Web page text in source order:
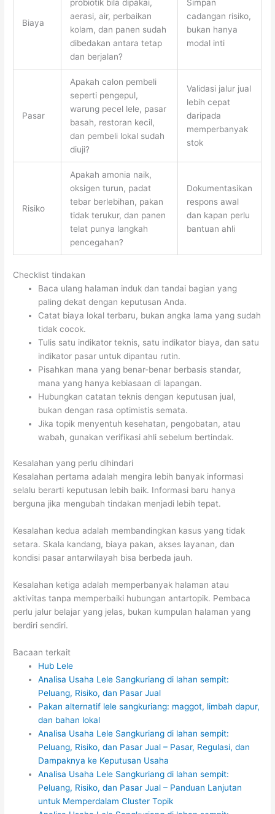
Biaya
probiotik bila dipakai,
aerasi, air, perbaikan
kolam, dan panen sudah
dibedakan antara tetap
dan berjalan?
Simpan
cadangan risiko,
bukan hanya
modal inti
Pasar
Apakah calon pembeli
seperti pengepul,
warung pecel lele, pasar
basah, restoran kecil,
dan pembeli lokal sudah
diuji?
Validasi jalur jual
lebih cepat
daripada
memperbanyak
stok
Risiko
Apakah amonia naik,
oksigen turun, padat
tebar berlebihan, pakan
tidak terukur, dan panen
telat punya langkah
pencegahan?
Dokumentasikan
respons awal
dan kapan perlu
bantuan ahli
Checklist tindakan
Baca ulang halaman induk dan tandai bagian yang
paling dekat dengan keputusan Anda.
Catat biaya lokal terbaru, bukan angka lama yang sudah
tidak cocok.
Tulis satu indikator teknis, satu indikator biaya, dan satu
indikator pasar untuk dipantau rutin.
Pisahkan mana yang benar-benar berbasis standar,
mana yang hanya kebiasaan di lapangan.
Hubungkan catatan teknis dengan keputusan jual,
bukan dengan rasa optimistis semata.
Jika topik menyentuh kesehatan, pengobatan, atau
wabah, gunakan verifikasi ahli sebelum bertindak.
Kesalahan yang perlu dihindari
Kesalahan pertama adalah mengira lebih banyak informasi
selalu berarti keputusan lebih baik. Informasi baru hanya
berguna jika mengubah tindakan menjadi lebih tepat.
Kesalahan kedua adalah membandingkan kasus yang tidak
setara. Skala kandang, biaya pakan, akses layanan, dan
kondisi pasar antarwilayah bisa berbeda jauh.
Kesalahan ketiga adalah memperbanyak halaman atau
aktivitas tanpa memperbaiki hubungan antartopik. Pembaca
perlu jalur belajar yang jelas, bukan kumpulan halaman yang
berdiri sendiri.
Bacaan terkait
Hub Lele
Analisa Usaha Lele Sangkuriang di lahan sempit:
Peluang, Risiko, dan Pasar Jual
Pakan alternatif lele sangkuriang: maggot, limbah dapur,
dan bahan lokal
Analisa Usaha Lele Sangkuriang di lahan sempit:
Peluang, Risiko, dan Pasar Jual – Pasar, Regulasi, dan
Dampaknya ke Keputusan Usaha
Analisa Usaha Lele Sangkuriang di lahan sempit:
Peluang, Risiko, dan Pasar Jual – Panduan Lanjutan
untuk Memperdalam Cluster Topik